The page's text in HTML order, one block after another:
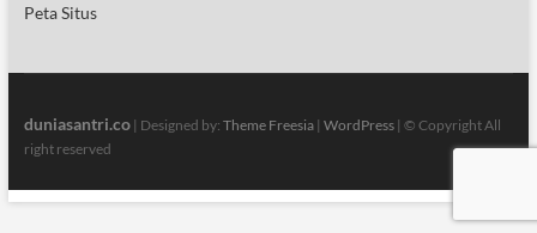
Peta Situs
duniasantri.co| Designed by: Theme Freesia| WordPress| © Copyright All
right reserved